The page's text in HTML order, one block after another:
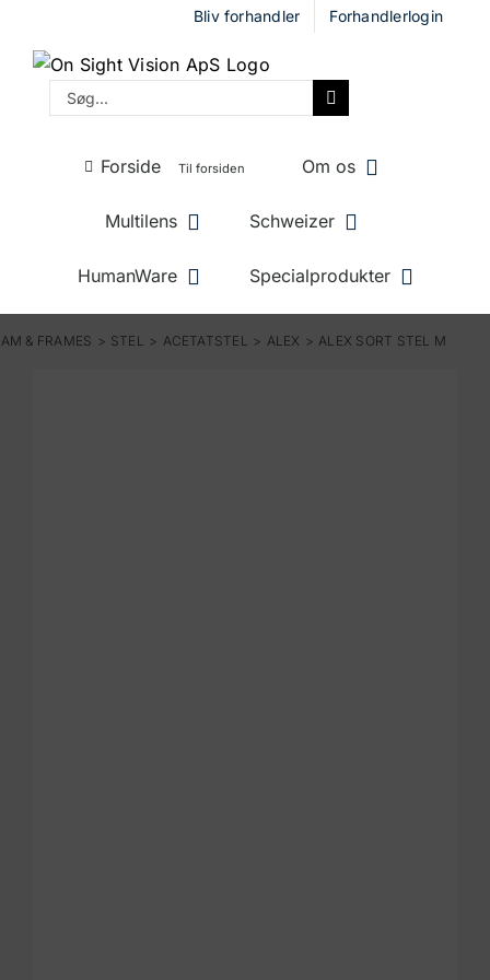
content
Bliv forhandler Forhandlerlogin
Søg
efter:
Forside
Til forsiden Om os
Multilens Schweizer
HumanWare Specialprodukter
& FRAMES STEL ACETATSTEL ALEX ALEX SORT STEL M